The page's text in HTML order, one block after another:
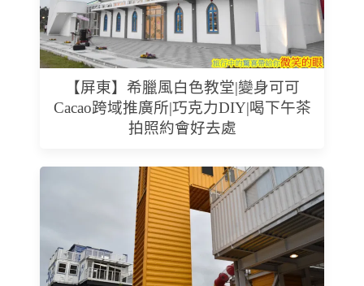
【屏東】希臘風白色教堂|變身可可
Cacao跨域推廣所|巧克力DIY|喝下午茶
拍照約會好去處